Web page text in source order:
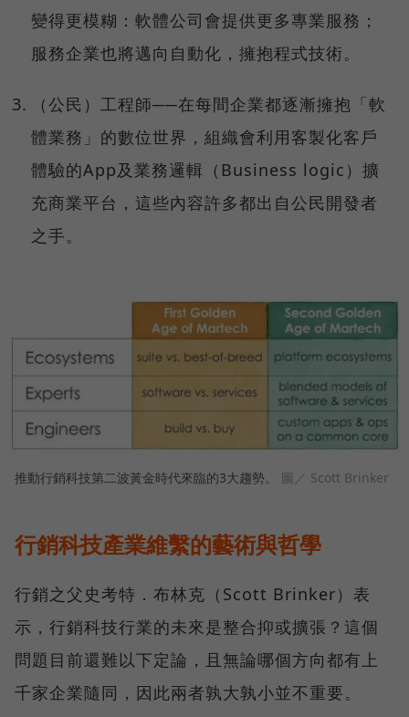
變得更模糊：軟體公司會提供更多專業服務；
服務企業也將邁向自動化，擁抱程式技術。
（公民）工程師──在每間企業都逐漸擁抱「軟
體業務」的數位世界，組織會利用客製化客戶
體驗的App及業務邏輯（Business logic）擴
充商業平台，這些內容許多都出自公民開發者
之手。
推動行銷科技第二波黃金時代來臨的3大趨勢。 圖／ Scott Brinker
行銷科技產業維繫的藝術與哲學
行銷之父史考特．布林克（Scott Brinker）表
示，行銷科技行業的未來是整合抑或擴張？這個
問題目前還難以下定論，且無論哪個方向都有上
千家企業隨同，因此兩者孰大孰小並不重要。